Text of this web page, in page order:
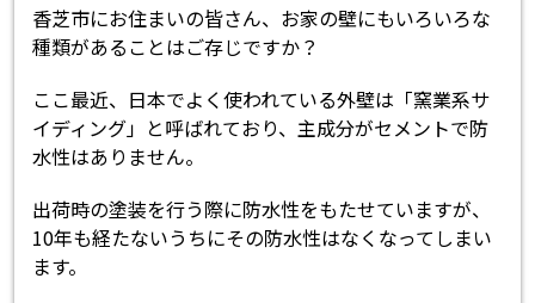
香芝市にお住まいの皆さん、お家の壁にもいろいろな
種類があることはご存じですか？
ここ最近、日本でよく使われている外壁は「窯業系サ
イディング」と呼ばれており、主成分がセメントで防
水性はありません。
出荷時の塗装を行う際に防水性をもたせていますが、
10年も経たないうちにその防水性はなくなってしまい
ます。